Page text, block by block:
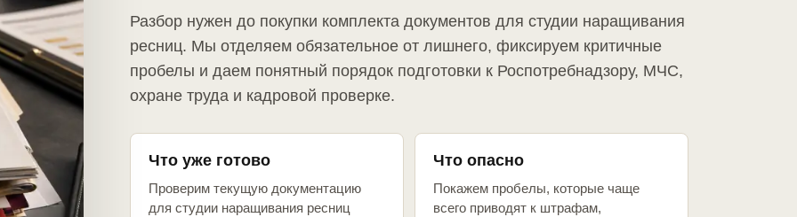
Разбор нужен до покупки комплекта документов для студии наращивания
ресниц. Мы отделяем обязательное от лишнего, фиксируем критичные
пробелы и даем понятный порядок подготовки к Роспотребнадзору, МЧС,
охране труда и кадровой проверке.
Что уже готово
Проверим текущую документацию
для студии наращивания ресниц
Что опасно
Покажем пробелы, которые чаще
всего приводят к штрафам,